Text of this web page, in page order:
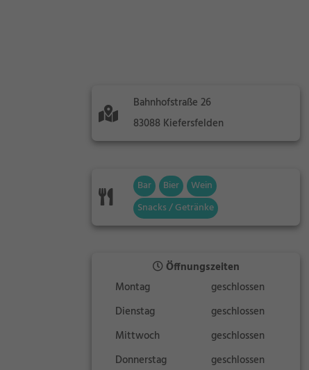
Bahnhofstraße 26
83088 Kiefersfelden
Bar Bier
Wein
Snacks / Getränke
Öffnungszeiten
Montag
geschlossen
Dienstag
geschlossen
Mittwoch
geschlossen
Donnerstag
geschlossen